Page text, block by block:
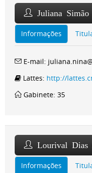
Juliana
Informações
E-mail:
Lattes: http://
Gabinete: 35
Lourival Dias
Informações